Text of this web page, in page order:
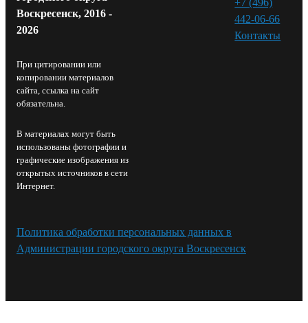
Воскресенск, 2016 -
2026
При цитировании или
копировании материалов
сайта, ссылка на сайт
обязательна.
В материалах могут быть
использованы фотографии и
графические изображения из
открытых источников в сети
Интернет.
442-06-66
Контакты⁠
Политика обработки персональных данных в
Администрации городского округа Воскресенск